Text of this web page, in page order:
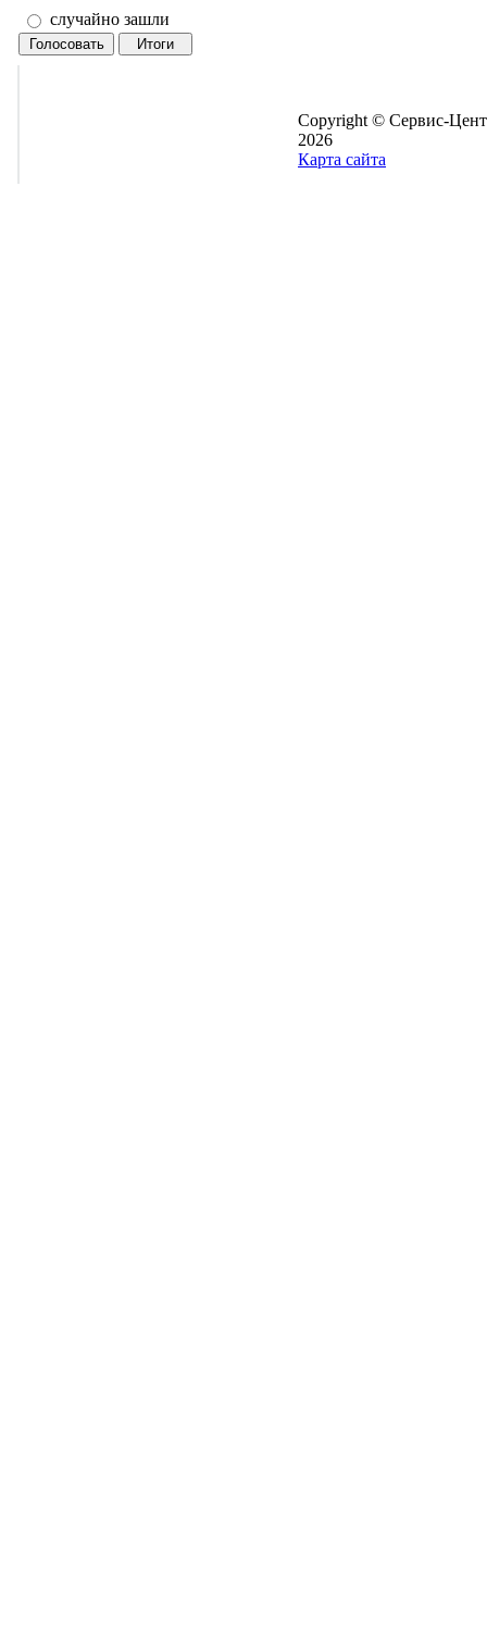
случайно зашли
Copyright © Сервис-
2026
Карта сайта